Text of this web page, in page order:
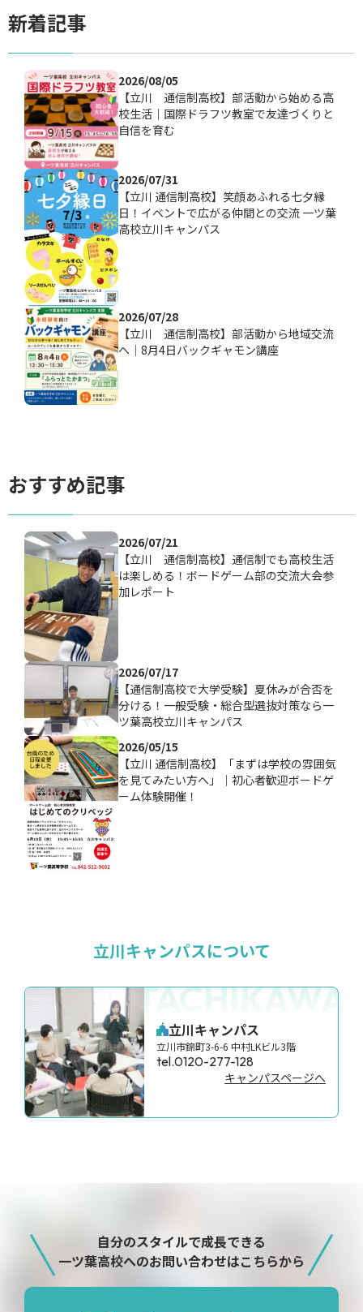
新着記事
2026/08/05
【立川 通信制高校】部活動から始める高
校生活｜国際ドラフツ教室で友達づくりと
自信を育む
2026/07/31
【立川 通信制高校】笑顔あふれる七夕縁
日！イベントで広がる仲間との交流 一ツ葉
高校立川キャンパス
2026/07/28
【立川 通信制高校】部活動から地域交流
へ｜8月4日バックギャモン講座
おすすめ記事
2026/07/21
【立川 通信制高校】通信制でも高校生活
は楽しめる！ボードゲーム部の交流大会参
加レポート
2026/07/17
【通信制高校で大学受験】夏休みが合否を
分ける！一般受験・総合型選抜対策なら一
ツ葉高校立川キャンパス
2026/05/15
【立川 通信制高校】「まずは学校の雰囲気
を見てみたい方へ」｜初心者歓迎ボードゲ
ーム体験開催！
立川キャンパスについて
TACHIKAWA
立川キャンパス
立川市錦町3-6-6 中村LKビル3階
tel.0120-277-128
キャンパスページへ
自分のスタイルで成長できる
一ツ葉高校へのお問い合わせはこちらから